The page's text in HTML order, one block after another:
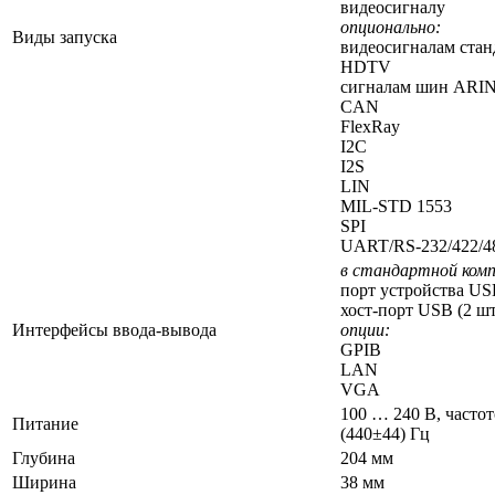
Виды запуска
видеосигналу
опционально:
видеосигналам
HDTV
сигналам шин
CAN
FlexRay
I2C
I2S
LIN
MIL-STD 1553
SPI
UART/RS-232/422/
Интерфейсы ввода-вывода
в стандартной
порт устройства
хост-порт USB (2
опции:
GPIB
LAN
VGA
Питание
100 … 240 В,
(440±44) Гц
Глубина
204 мм
Ширина
38 мм